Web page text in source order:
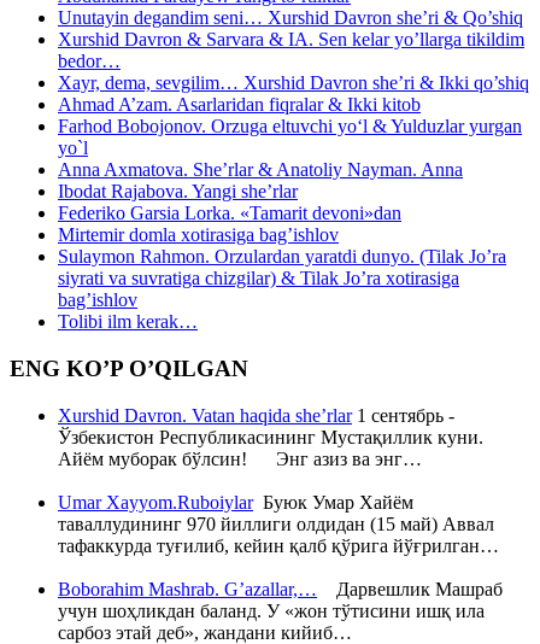
Unutayin degandim seni… Xurshid Davron she’ri & Qo’shiq
Xurshid Davron & Sarvara & IA. Sen kelar yo’llarga tikildim
bedor…
Xayr, dema, sevgilim… Xurshid Davron she’ri & Ikki qo’shiq
Ahmad A’zam. Asarlaridan fiqralar & Ikki kitob
Farhod Bobojonov. Orzuga eltuvchi yo‘l & Yulduzlar yurgan
yo`l
Anna Axmatova. She’rlar & Anatoliy Nayman. Anna
Ibodat Rajabova. Yangi she’rlar
Federiko Garsia Lorka. «Tamarit devoni»dan
Mirtemir domla xotirasiga bag’ishlov
Sulaymon Rahmon. Orzulardan yaratdi dunyo. (Tilak Jo’ra
siyrati va suvratiga chizgilar) & Tilak Jo’ra xotirasiga
bag’ishlov
Tolibi ilm kerak…
ENG KO’P O’QILGAN
Xurshid Davron. Vatan haqida she’rlar1 сентябрь -
Ўзбекистон Республикасининг Мустақиллик куни.
Айём муборак бўлсин! Энг азиз ва энг…
Umar Xayyom.RuboiylarБуюк Умар Хайём
таваллудининг 970 йиллиги олдидан (15 май) Аввал
тафаккурда туғилиб, кейин қалб қўрига йўғрилган…
Boborahim Mashrab. G’azallar,… Дарвешлик Машраб
учун шоҳликдан баланд. У «жон тўтисини ишқ ила
сарбоз этай деб», жандани кийиб…